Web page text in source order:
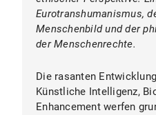
Eurotranshumanismus,
Menschenbild und der
der Menschenrechte.
Die rasanten
Künstliche Intelligenz,
Enhancement werfen